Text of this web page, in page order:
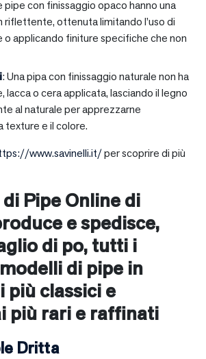
pipe con finissaggio opaco hanno una
riflettente, ottenuta limitando l’uso di
o applicando finiture specifiche che non
: Una pipa con finissaggio naturale non ha
lacca o cera applicata, lasciando il legno
al naturale per apprezzarne
texture e il colore.
www.savinelli.it/per scoprire di più
Pipe Online di
e spedisce,
di po, tutti i
di pipe in
più classici e
più rari e raffinati
Dritta